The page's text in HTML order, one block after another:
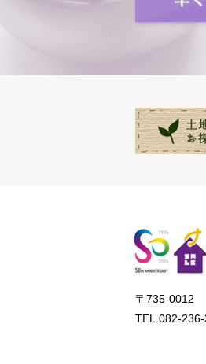
〒735-0012
TEL.082-